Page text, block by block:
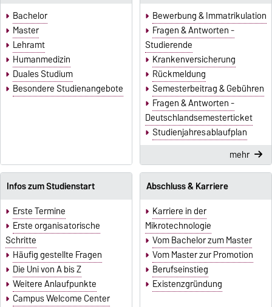
Bachelor
Master
Lehramt
Humanmedizin
Duales Studium
Besondere Studienangebote
Bewerbung & Immatrikulation
Fragen & Antworten -
Studierende
Krankenversicherung
Rückmeldung
Semesterbeitrag & Gebühren
Fragen & Antworten -
Deutschlandsemesterticket
Studienjahresablaufplan
mehr
Infos zum Studienstart
Erste Termine
Erste organisatorische
Schritte
Häufig gestellte Fragen
Die Uni von A bis Z
Weitere Anlaufpunkte
Campus Welcome Center
Abschluss & Karriere
Karriere in der
Mikrotechnologie
Vom Bachelor zum Master
Vom Master zur Promotion
Berufseinstieg
Existenzgründung